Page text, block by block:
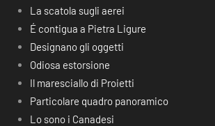
La scatola sugli aerei
É contigua a Pietra Ligure
Designano gli oggetti
Odiosa estorsione
Il maresciallo di Proietti
Particolare quadro panoramico
Lo sono i Canadesi